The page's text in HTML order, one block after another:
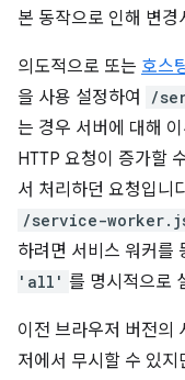
본 동작으로 인해 변
의도적으로 또는 호스
을 사용 설정하여
/
는 경우 서버에 대해
HTTP 요청이 증가할
서 처리하던 요청입니
/service-
하려면 서비스 워커를
'all' 를 명시적으로
이전 브라우저 버전의
저에서 무시할 수 있지